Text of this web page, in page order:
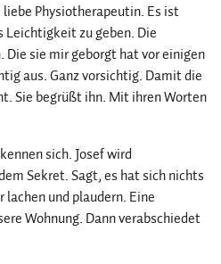
Physiotherapeutin. Es ist
Leichtigkeit zu geben. Die
sie mir geborgt hat vor einigen
aus. Ganz vorsichtig. Damit die
Sie begrüßt ihn. Mit ihren Worten
sich. Josef wird
Sekret. Sagt, es hat sich nichts
und plaudern. Eine
Wohnung. Dann verabschiedet